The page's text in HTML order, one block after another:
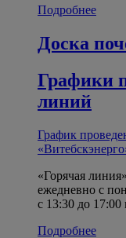
Подробнее
Доска
Графики
линий
График
«Горячая
ежедневно с
с 13:30 до 17:00
Подробнее